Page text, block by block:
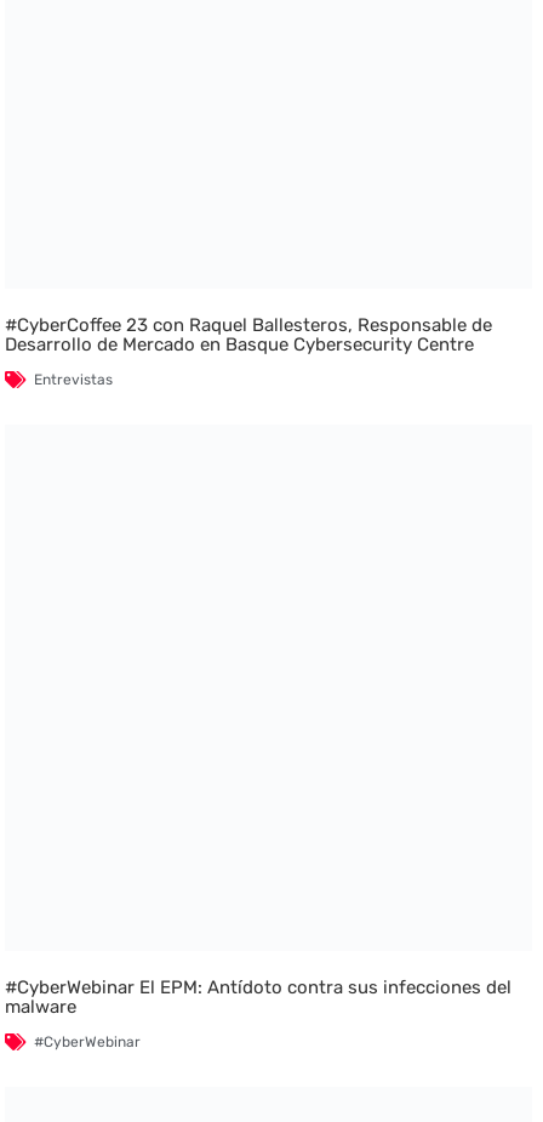
#CyberCoffee 23 con Raquel Ballesteros, Responsable de
Desarrollo de Mercado en Basque Cybersecurity Centre
Entrevistas
#CyberWebinar El EPM: Antídoto contra sus infecciones del
malware
#CyberWebinar